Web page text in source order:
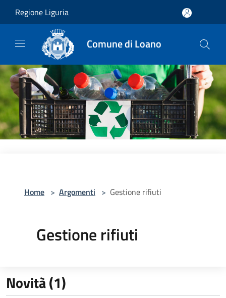
Regione Liguria
Comune di Loano
Home > Argomenti > Gestione rifiuti
Gestione rifiuti
Novità (1)